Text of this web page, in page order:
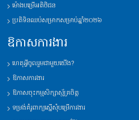
ម៉ោង​បម្រើ​អតិថិជន
ប្រតិទិន​ឈប់​សម្រាក​សម្រាប់​ឆ្នាំ​២០២៦
ឱកាសការងារ
ហេតុអ្វីចូលរួមជាមួយយើង?
ឱកាសការងារ
ឱកាសចុះកម្មសិក្សាស្ម័គ្រចិត្ត
ទម្រង់គំរូពាក្យ​ស្នើ​សុំ​បម្រើ​ការងារ